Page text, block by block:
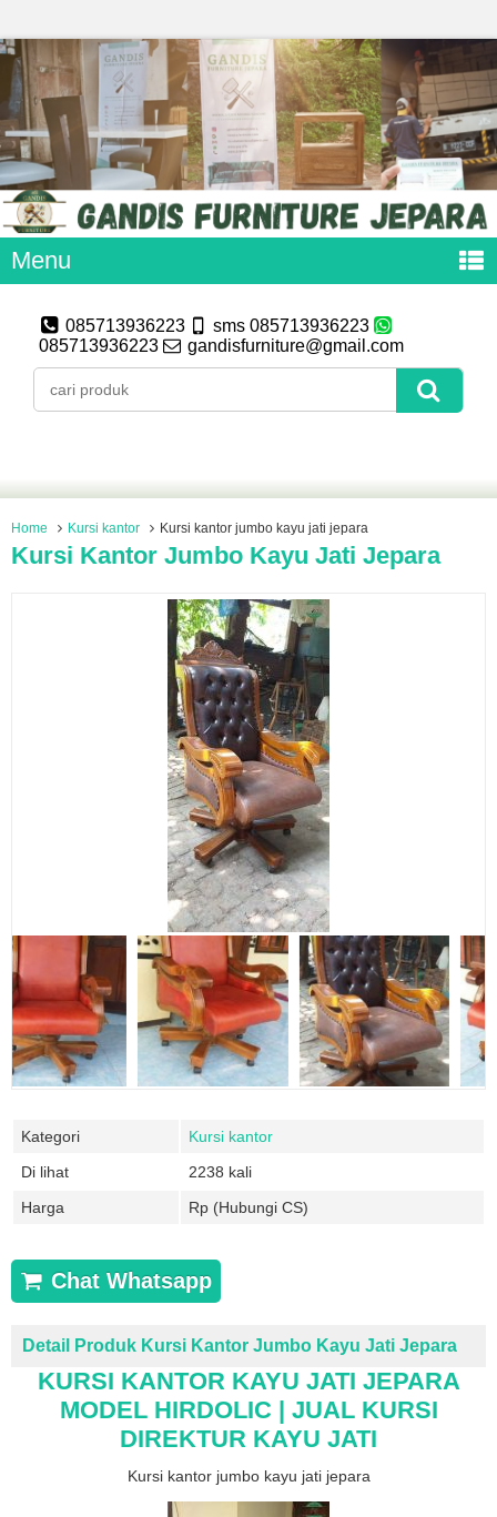
Menu
085713936223
sms 085713936223
085713936223
gandisfurniture@gmail.com
Home Kursi kantor Kursi kantor jumbo kayu jati jepara
Kursi Kantor Jumbo Kayu Jati Jepara
Kategori
Kursi kantor
Di lihat
2238 kali
Harga
Rp (Hubungi CS)
Chat Whatsapp
Detail Produk Kursi Kantor Jumbo Kayu Jati Jepara
KURSI KANTOR KAYU JATI JEPARA
MODEL HIRDOLIC | JUAL KURSI
DIREKTUR KAYU JATI
Kursi kantor jumbo kayu jati jepara